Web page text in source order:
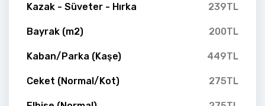
Kazak - Süveter - Hırka 239TL
Bayrak (m2) 200TL
Kaban/Parka (Kaşe) 449TL
Ceket (Normal/Kot) 275TL